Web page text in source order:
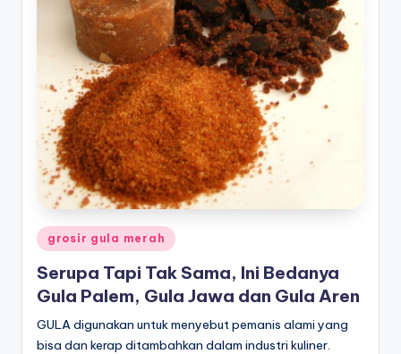
Posted
in
grosir gula merah
Serupa Tapi Tak Sama, Ini Bedanya
Gula Palem, Gula Jawa dan Gula Aren
GULA digunakan untuk menyebut pemanis alami yang
bisa dan kerap ditambahkan dalam industri kuliner.